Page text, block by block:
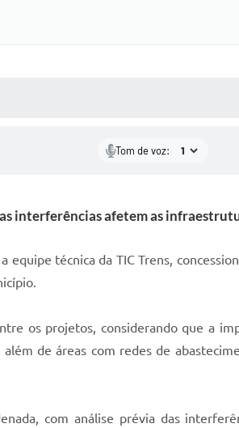
Tom de voz:
interferências afetem as
técnica da TIC Trens,
os projetos, considerando que a
de áreas com redes de
com análise prévia das